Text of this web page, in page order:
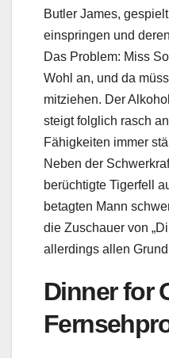
Butler James,
einspringen und
Das Problem: Miss
Wohl an, und da
mitziehen. Der
steigt folglich rasch
Fähigkeiten immer
Neben der
berüchtigte Tigerfell
betagten Mann
die Zuschauer von
allerdings allen
Dinner for